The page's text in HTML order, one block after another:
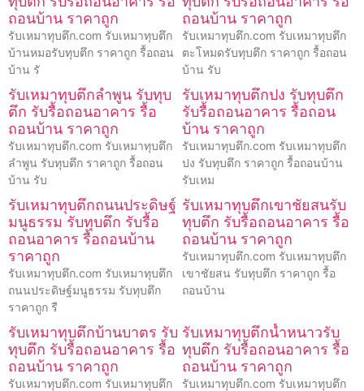
ถอนบ้าน ราคาถูก
รับเหมาทุบตึก.com รับเหมาทุบตึก
บ้านหมอรับทุบตึก ราคาถูก รื้อถอน
บ้าน รั
ถอนบ้าน ราคาถูก
รับเหมาทุบตึก.com รับเหมาทุบตึก
ตะโหมดรับทุบตึก ราคาถูก รื้อถอน
บ้าน รับ
รับเหมาทุบตึกลำพูน รับทุบ
ตึก รับรื้อถอนอาคาร รื้อ
ถอนบ้าน ราคาถูก
รับเหมาทุบตึก.com รับเหมาทุบตึก
ลำพูน รับทุบตึก ราคาถูก รื้อถอน
บ้าน รับ
รับเหมาทุบตึกปง รับทุบตึก
รับรื้อถอนอาคาร รื้อถอน
บ้าน ราคาถูก
รับเหมาทุบตึก.com รับเหมาทุบตึก
ปง รับทุบตึก ราคาถูก รื้อถอนบ้าน
รับเหม
รับเหมาทุบตึกถนนประดิษฐ์
มนูธรรม รับทุบตึก รับรื้อ
ถอนอาคาร รื้อถอนบ้าน
ราคาถูก
รับเหมาทุบตึก.com รับเหมาทุบตึก
ถนนประดิษฐ์มนูธรรม รับทุบตึก
ราคาถูก รื
รับเหมาทุบตึกเขาชัยสนรับ
ทุบตึก รับรื้อถอนอาคาร รื้อ
ถอนบ้าน ราคาถูก
รับเหมาทุบตึก.com รับเหมาทุบตึก
เขาชัยสน รับทุบตึก ราคาถูก รื้อ
ถอนบ้าน
รับเหมาทุบตึกบ้านบาตร รับ
ทุบตึก รับรื้อถอนอาคาร รื้อ
ถอนบ้าน ราคาถูก
รับเหมาทุบตึก.com รับเหมาทุบตึก
รับเหมาทุบตึกน้ำหนาวรับ
ทุบตึก รับรื้อถอนอาคาร รื้อ
ถอนบ้าน ราคาถูก
รับเหมาทุบตึก.com รับเหมาทุบตึก